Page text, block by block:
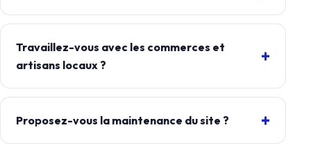
Travaillez-vous avec les commerces et
artisans locaux ?
Proposez-vous la maintenance du site ?